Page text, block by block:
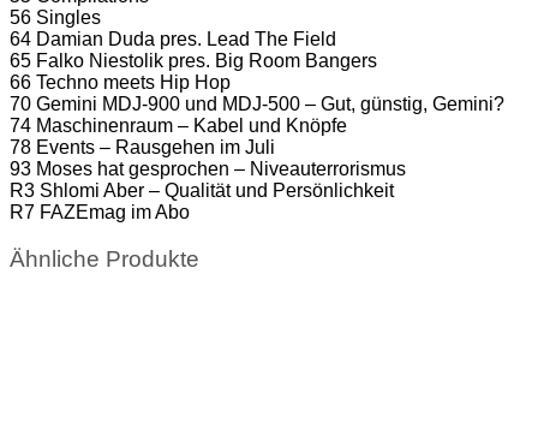
56 Singles
64 Damian Duda pres. Lead The Field
65 Falko Niestolik pres. Big Room Bangers
66 Techno meets Hip Hop
70 Gemini MDJ-900 und MDJ-500 – Gut, günstig, Gemini?
74 Maschinenraum – Kabel und Knöpfe
78 Events – Rausgehen im Juli
93 Moses hat gesprochen – Niveauterrorismus
R3 Shlomi Aber – Qualität und Persönlichkeit
R7 FAZEmag im Abo
Ähnliche Produkte